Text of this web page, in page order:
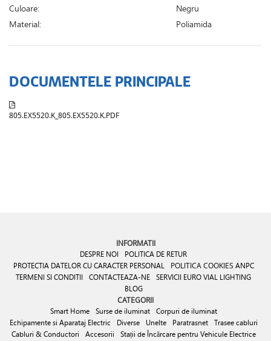
Culoare:
Negru
Material:
Poliamida
DOCUMENTELE PRINCIPALE
805.EX5520.K_805.EX5520.K.PDF
INFORMATII
DESPRE NOI
POLITICA DE RETUR
PROTECTIA DATELOR CU CARACTER PERSONAL
POLITICA COOKIES ANPC
TERMENI SI CONDITII
CONTACTEAZA-NE SERVICII EURO VIAL LIGHTING
BLOG
CATEGORII
Smart Home Surse de iluminat
Corpuri de iluminat
Echipamente si Aparataj Electric
Diverse Unelte Paratrasnet
Trasee cabluri
Cabluri & Conductori
Accesorii
Stații de Încărcare pentru Vehicule Electrice